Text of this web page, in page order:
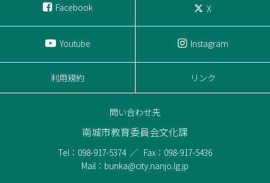
Facebook X
Youtube Instagram
利用規約 リンク
問い合わせ先
南城市教育委員会文化課
Tel：098-917-5374
Fax：098-917-5436
Mail：bunka@city.nanjo.lg.jp